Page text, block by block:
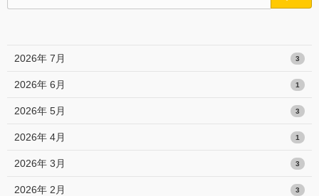
2026年 7月 3
2026年 6月 1
2026年 5月 3
2026年 4月 1
2026年 3月 3
2026年 2月 3